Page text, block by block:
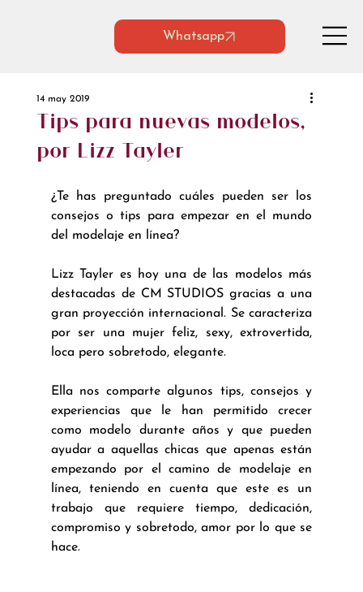
Whatsapp
Tips para nuevas modelos,
por Lizz Tayler
14 may 2019
¿Te has preguntado cuáles pueden ser los
consejos o tips para empezar en el mundo
del modelaje en línea?
Lizz Tayler es hoy una de las modelos más
destacadas de CM STUDIOS gracias a una
gran proyección internacional. Se caracteriza
por ser una mujer feliz, sexy, extrovertida,
loca pero sobretodo, elegante.
Ella nos comparte algunos tips, consejos y
experiencias que le han permitido crecer
como modelo durante años y que pueden
ayudar a aquellas chicas que apenas están
empezando por el camino de modelaje en
línea, teniendo en cuenta que este es un
trabajo que requiere tiempo, dedicación,
compromiso y sobretodo, amor por lo que se
hace.